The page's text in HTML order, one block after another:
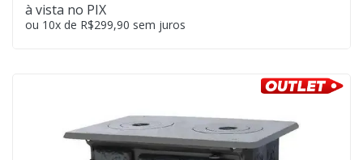
à vista no PIX
ou 10x de R$299,90 sem juros